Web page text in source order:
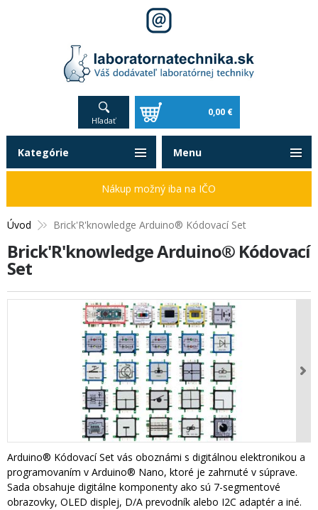
Hľadať
0,00 €
Úvod Brick'R'knowledge Arduino® Kódovací Set
Brick'R'knowledge Arduino® Kódovací
Set
Arduino® Kódovací Set vás oboznámi s digitálnou elektronikou a
programovaním v Arduino® Nano, ktoré je zahrnuté v súprave.
Sada obsahuje digitálne komponenty ako sú 7-segmentové
obrazovky, OLED displej, D/A prevodník alebo I2C adaptér a iné.
Kategórie
Nákup možný iba na IČO
Menu